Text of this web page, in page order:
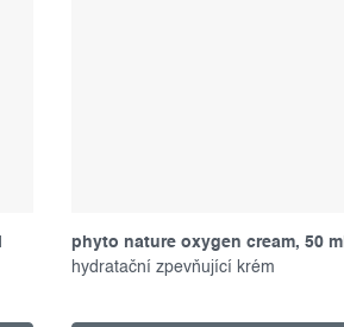
phyto nature oxygen cream, 50 ml
hydratační zpevňující krém